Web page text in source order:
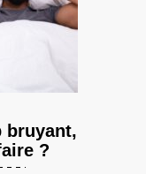
bruyant,
?